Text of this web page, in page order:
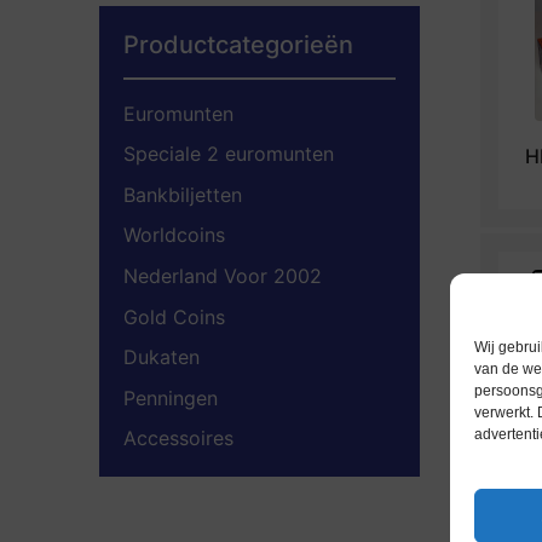
Wij
van de
verwerkt.
Productcategorieën
Euromunten
Speciale 2 euromunten
Bankbiljetten
Worldcoins
Nederland Voor 2002
Gold Coins
Dukaten
Penningen
Accessoires